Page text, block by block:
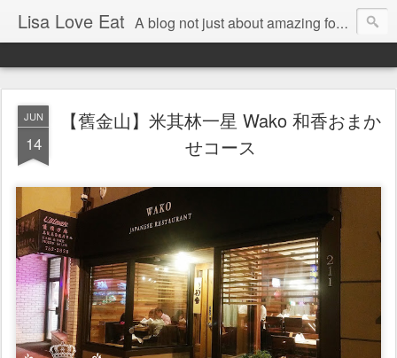
Lisa Love Eat A blog not just about amazing food , but also about the things I love
JUN
14
【舊金山】米其林一星 Wako 和香おまか
せコース